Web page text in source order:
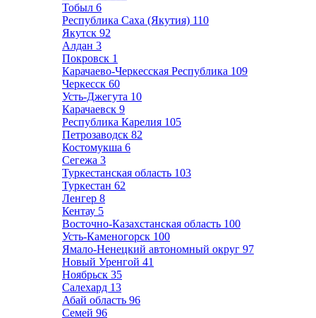
Тобыл 6
Республика Саха (Якутия) 110
Якутск 92
Алдан 3
Покровск 1
Карачаево-Черкесская Республика 109
Черкесск 60
Усть-Джегута 10
Карачаевск 9
Республика Карелия 105
Петрозаводск 82
Костомукша 6
Сегежа 3
Туркестанская область 103
Туркестан 62
Ленгер 8
Кентау 5
Восточно-Казахстанская область 100
Усть-Каменогорск 100
Ямало-Ненецкий автономный округ 97
Новый Уренгой 41
Ноябрьск 35
Салехард 13
Абай область 96
Семей 96